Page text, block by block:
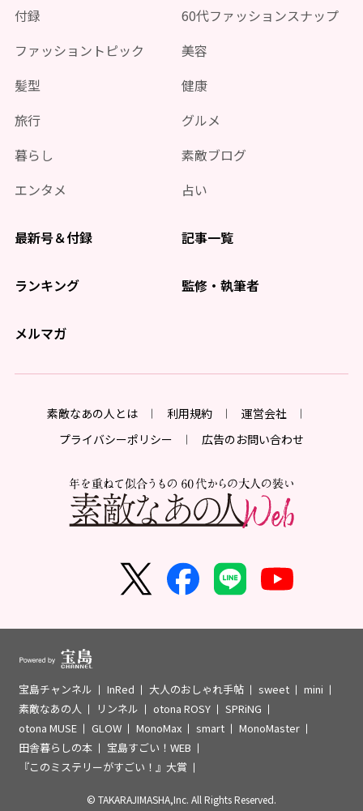
付録
60代ファッションスナップ
ファッショントピック
美容
髪型
健康
旅行
グルメ
暮らし
素敵ブログ
エンタメ
占い
最新号＆付録 記事一覧
ランキング 監修・執筆者
メルマガ
素敵なあの人とは 利用規約
運営会社
プライバシーポリシー
広告のお問い合わせ
宝島チャンネル InRed 大人のおしゃれ手帖 sweet
mini
素敵なあの人
リンネル otona ROSY
SPRiNG
otona MUSE
GLOW MonoMax smart
MonoMaster
田舎暮らしの本
宝島すごい！WEB
『このミステリーがすごい！』大賞
© TAKARAJIMASHA,Inc. All Rights Reserved.